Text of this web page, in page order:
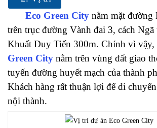
Eco Green City nằm mặt đường
trên trục đường Vành đai 3, cách
Khuất Duy Tiến 300m. Chính vì vậy,
Green City nằm trên vùng đất giao
tuyến đường huyết mạch của thành
Khách hàng rất thuận lợi để di
nội thành.